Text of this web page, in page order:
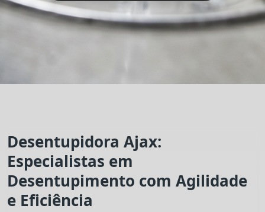
Desentupidora Ajax:
Especialistas em
Desentupimento com Agilidade
e Eficiência